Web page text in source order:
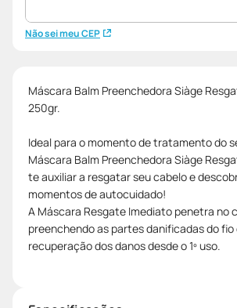
Não sei meu CEP
Máscara Balm Preenchedora Siàge
250gr.
Ideal para o momento de tratamento do
Máscara Balm Preenchedora Siàge
te auxiliar a resgatar seu cabelo e
momentos de autocuidado!
A Máscara Resgate Imediato penetra no
preenchendo as partes danificadas do fio
recuperação dos danos desde o 1º uso.